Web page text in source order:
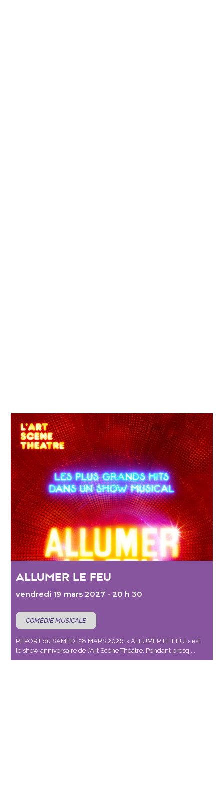
ALLUMER LE FEU
vendredi 19 mars 2027 - 20 h 30
COMÉDIE MUSICALE
REPORT du SAMEDI 28 MARS 2026 « ALLUMER LE FEU » est
le show anniversaire de l’Art Scène Théâtre. Pendant presq ...